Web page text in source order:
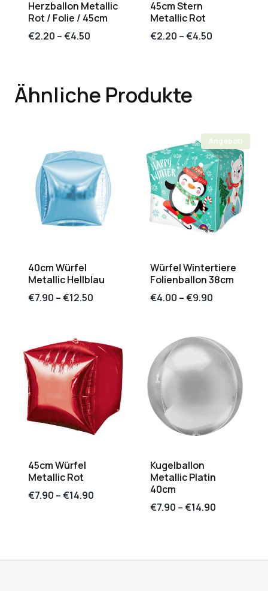
Herzballon Metallic
Rot / Folie / 45cm
€2.20 –€4.50
45cm Stern
Metallic Rot
€2.20 –€4.50
Ähnliche Produkte
40cm Würfel
Metallic Hellblau
€7.90 –€12.50
Angebot!
Würfel Wintertiere
Folienballon 38cm
€4.00 –€9.90
45cm Würfel
Metallic Rot
€7.90 –€14.90
Kugelballon
Metallic Platin
40cm
€7.90 –€14.90